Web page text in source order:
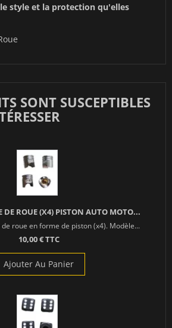
style et la protection qu'elles
SONT SUSCEPTIBLES
DE ROUE (X4) PISTON AUTO MOTO...
roue en forme de piston (x4). Modèle...
10,00 € TTC
Ajouter Au Panier